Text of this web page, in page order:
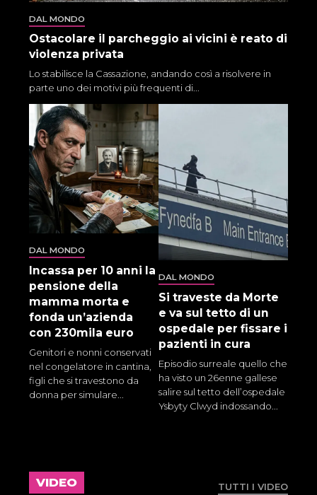
DAL MONDO
Ostacolare il parcheggio ai vicini è reato di
violenza privata
Lo stabilisce la Cassazione, andando così a risolvere in
parte uno dei motivi più frequenti di...
DAL MONDO
Incassa per 10 anni la
pensione della
mamma morta e
fonda un’azienda
con 230mila euro
Genitori e nonni conservati
nel congelatore in cantina,
figli che si travestono da
donna per simulare...
DAL MONDO
Si traveste da Morte
e va sul tetto di un
ospedale per fissare i
pazienti in cura
Episodio surreale quello che
ha visto un 26enne gallese
salire sul tetto dell’ospedale
Ysbyty Clwyd indossando...
VIDEO TUTTI I VIDEO